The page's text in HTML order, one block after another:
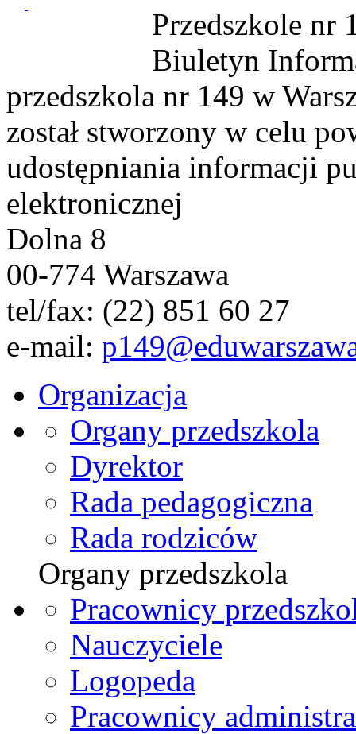
Przedszkole nr
Biuletyn
przedszkola nr 149 w
został stworzony w celu
udostępniania informacji
elektronicznej
Dolna 8
00-774 Warszawa
tel/fax: (22) 851 60 27
e-mail:
Organizacja
Organy przedszkola
Dyrektor
Rada pedagogiczna
Rada rodziców
Organy przedszkola
Pracownicy
Nauczyciele
Logopeda
Pracownicy